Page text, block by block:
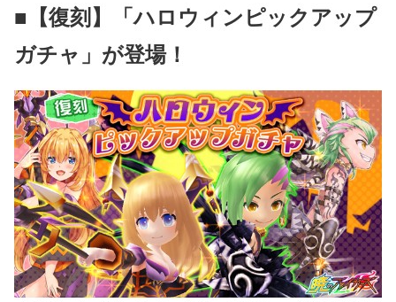
■【復刻】「ハロウィンピックアップ
ガチャ」が登場！